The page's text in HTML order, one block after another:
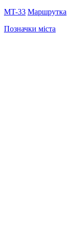
MT-33 Маршрутка
Позначки міста